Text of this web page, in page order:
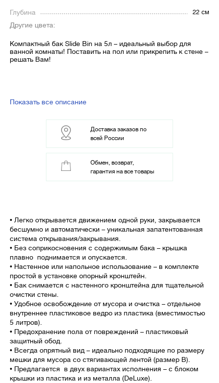
Глубина 22 см
Другие цвета:
Компактный бак Slide Bin на 5л – идеальный выбор для
ванной комнаты! Поставить на пол или прикрепить к стене –
решать Вам!
Показать все описание
Доставка заказов по
всей России
Обмен, возврат,
гарантия на все товары
• Легко открывается движением одной руки, закрывается
бесшумно и автоматически – уникальная запатентованная
система открывания/закрывания.
• Без соприкосновения с содержимым бака – крышка
плавно поднимается и опускается.
• Настенное или напольное использование – в комплекте
простой в установке опорный кронштейн.
• Бак снимается с настенного кронштейна для тщательной
очистки стены.
• Удобное освобождение от мусора и очистка – отдельное
внутреннее пластиковое ведро из пластика (вместимостью
5 литров).
• Предохранение пола от повреждений – пластиковый
защитный обод.
• Всегда опрятный вид – идеально подходящие по размеру
мешки для мусора со стягивающей лентой (размер B).
• Предлагается в двух вариантах исполнения – с блоком
крышки из пластика и из металла (DeLuxe).